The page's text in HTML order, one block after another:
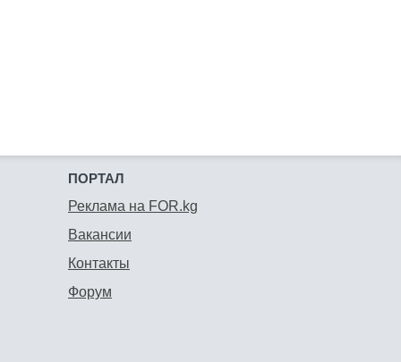
ПОРТАЛ
Реклама на FOR.kg
Вакансии
Контакты
Форум